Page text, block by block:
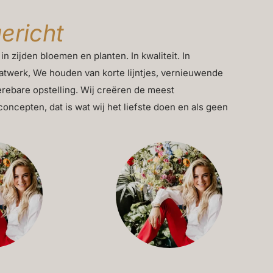
zijden bloemen en planten. In kwaliteit. In
We houden van korte lijntjes, vernieuwende
opstelling. Wij creëren de meest
dat is wat wij het liefste doen en als geen